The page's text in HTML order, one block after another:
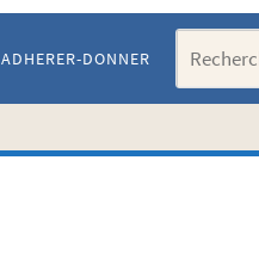
ADHERER-DONNER